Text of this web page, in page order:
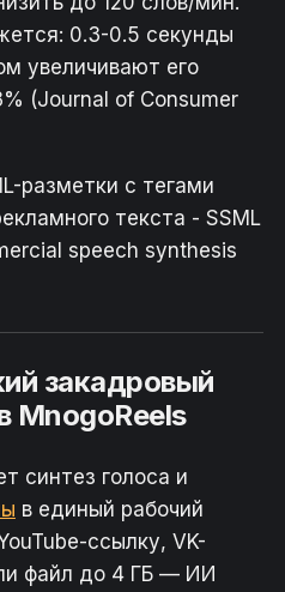
0.3-0.5 секунды
увеличивают его
(Journal of Consumer
разметки с тегами
текста - SSML
speech synthesis
закадровый
MnogoReels
синтез голоса и
в единый рабочий
ссылку, VK-
файл до 4 ГБ — ИИ